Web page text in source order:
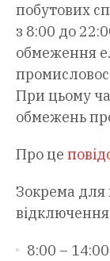
побутових
з 8:00 до
обмеження
При цьому
обмежень
Про це
Зокрема для
8:00 –